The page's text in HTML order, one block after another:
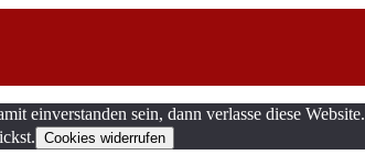
einverstanden sein, dann verlasse diese Website.
Cookies widerrufen